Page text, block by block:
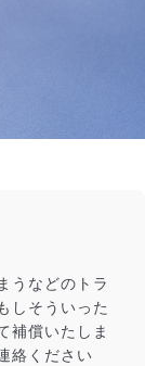
うなどのトラ
しそういった
補償いたしま
絡ください